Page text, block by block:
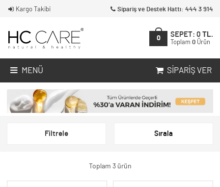
Kargo Takibi Sipariş ve Destek Hattı: 444 3 914
0
SEPET: 0 TL.
Toplam 0 Ürün
MENÜ SIPARIŞ VER
Filtrele Sırala
Toplam 3 ürün